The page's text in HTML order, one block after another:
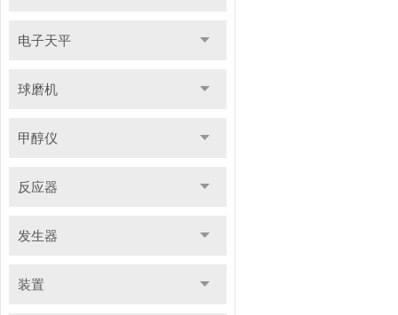
电子天平
球磨机
甲醇仪
反应器
发生器
装置